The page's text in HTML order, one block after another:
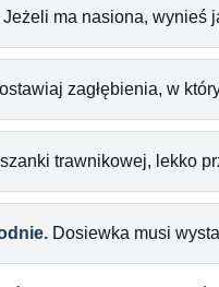
Jeżeli ma nasiona, wynieś
zagłębienia, w
trawnikowej, lekko
Dosiewka musi